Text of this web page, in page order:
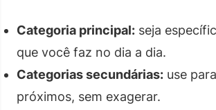
Categoria principal: seja
que você faz no dia a dia.
Categorias secundárias: use
próximos, sem exagerar.